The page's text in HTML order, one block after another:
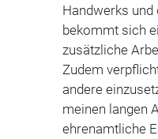
Handwerks und
bekommt sich
zusätzliche
Zudem
andere
meinen langen
ehrenamtliche